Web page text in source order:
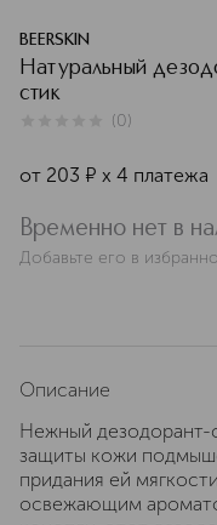
BEERSKIN
Натуральный
стик
(0)
от 203 ¤ х 4 платежа
Временно нет в
Добавьте его в
Описание
Нежный дезодорант-
защиты кожи
придания ей
освежающим